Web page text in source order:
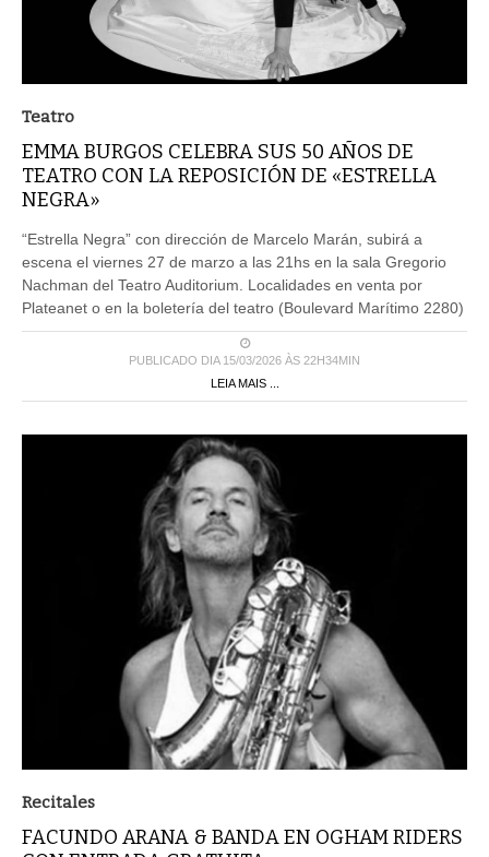
Teatro
EMMA BURGOS CELEBRA SUS 50 AÑOS DE
TEATRO CON LA REPOSICIÓN DE «ESTRELLA
NEGRA»
“Estrella Negra” con dirección de Marcelo Marán, subirá a
escena el viernes 27 de marzo a las 21hs en la sala Gregorio
Nachman del Teatro Auditorium. Localidades en venta por
Plateanet o en la boletería del teatro (Boulevard Marítimo 2280)
PUBLICADO DIA 15/03/2026 ÀS 22H34MIN
LEIA MAIS ...
Recitales
FACUNDO ARANA & BANDA EN OGHAM RIDERS